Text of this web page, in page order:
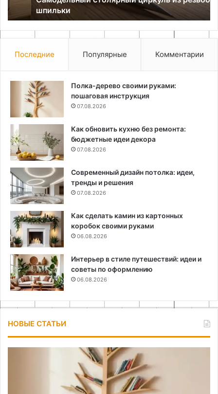
шпильки
Последние Популярные Комментарии
Полка-дерево своими руками:
пошаговая инструкция
07.08.2026
Как обновить кухню без ремонта:
бюджетные идеи декора
07.08.2026
Современный дизайн потолка: идеи,
тренды и решения
07.08.2026
Как сделать камин из картонных
коробок своими руками
06.08.2026
Интерьер в стиле путешествий: идеи и
советы по оформлению
06.08.2026
НОВЫЕ СТАТЬИ